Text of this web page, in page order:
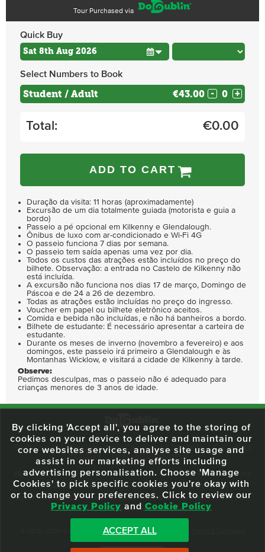
Tour Purchased via
Quick Buy
Select Numbers to Book
Student / Adult €43.00 - +
Total: €0.00
ADD TO CART
Duração da visita: 11 horas (aproximadamente)
Excursão de um dia totalmente guiada (motorista e guia a
bordo)
Passeio a pé opcional em Kilkenny e Glendalough.
Ônibus de luxo com ar-condicionado e Wi-Fi 4G
O passeio funciona 7 dias por semana.
O passeio tem saída apenas uma vez por dia.
Todos os custos das atrações estão incluídos no preço do
bilhete. Observação: a entrada no Castelo de Kilkenny não
está incluída.
A excursão não funciona nos dias 17 de março, Domingo de
Páscoa e de 24 a 26 de dezembro.
Todas as atrações estão incluídas no preço do ingresso.
Voucher em papel ou bilhete eletrônico aceitos.
Comida e bebida não incluídas, e não há banheiros a bordo.
Bilhete de estudante: É necessário apresentar a carteira de
estudante.
Durante os meses de inverno (novembro a fevereiro) e aos
domingos, este passeio irá primeiro a Glendalough e às
Montanhas Wicklow, e visitará a cidade de Kilkenny à tarde.
Observe:
Pedimos desculpas, mas o passeio não é adequado para
crianças menores de 3 anos de idade.
59 O'Connell Street Upper, North City, Dublin 1, D01 RX04 Call:+353 1
703 3024
Email: info@dodublin.ie
We've been entertaining visitors to our town since 1988. We're part of the
fabric of Dublin City and we take great pride in delivering a real and
authentic tour experience to all of our visitors, one steeped in history but
one that also celebrates the city as she evolves.
© 2013 - 2026 DoDublin. All Rights Reserved.
By clicking 'Accept all', you agree to the storing of
cookies on your device to deliver and maintain our
core websites services, analyse site usage and
assist in our marketing efforts including
advertising personalisation. Choose 'Manage
Cookies' to pick specific cookies you're okay with
or to change your preferences. Click to review our
Privacy Policy and Cookie Policy
ACCEPT ALL